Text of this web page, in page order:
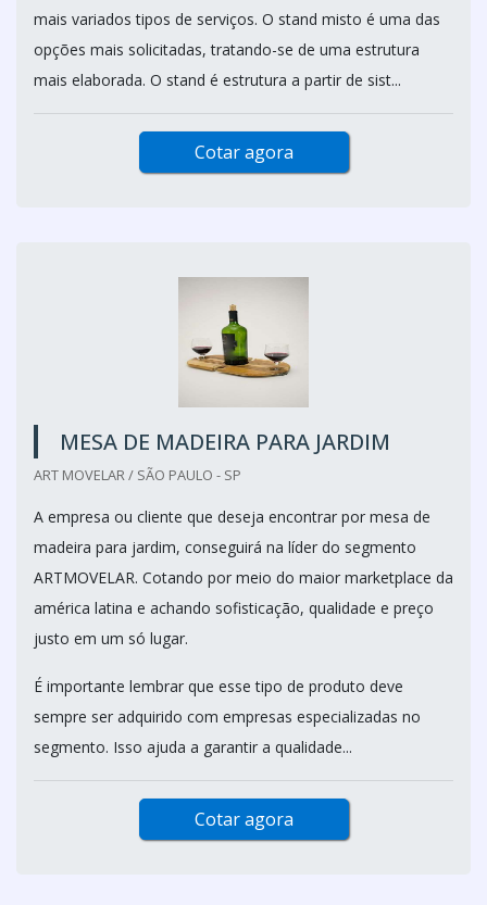
mais variados tipos de serviços. O stand misto é uma das
opções mais solicitadas, tratando-se de uma estrutura
mais elaborada. O stand é estrutura a partir de sist...
Cotar agora
MESA DE MADEIRA PARA JARDIM
ART MOVELAR / SÃO PAULO - SP
A empresa ou cliente que deseja encontrar por mesa de
madeira para jardim, conseguirá na líder do segmento
ARTMOVELAR. Cotando por meio do maior marketplace da
américa latina e achando sofisticação, qualidade e preço
justo em um só lugar.
É importante lembrar que esse tipo de produto deve
sempre ser adquirido com empresas especializadas no
segmento. Isso ajuda a garantir a qualidade...
Cotar agora